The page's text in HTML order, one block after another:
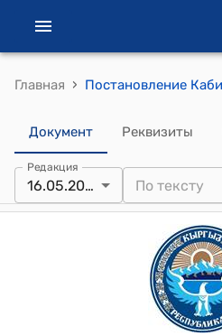
Главная ›
Документ Реквизиты
Редакция
16.05.2023